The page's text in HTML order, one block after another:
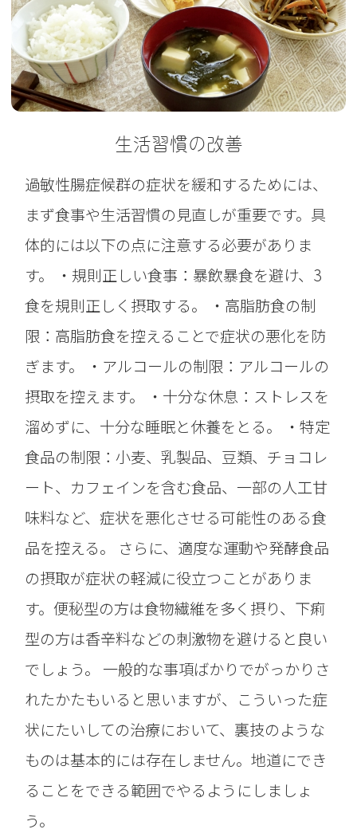
生活習慣の改善
過敏性腸症候群の症状を緩和するためには、
まず食事や生活習慣の見直しが重要です。具
体的には以下の点に注意する必要がありま
す。 ・規則正しい食事：暴飲暴食を避け、3
食を規則正しく摂取する。 ・高脂肪食の制
限：高脂肪食を控えることで症状の悪化を防
ぎます。 ・アルコールの制限：アルコールの
摂取を控えます。 ・十分な休息：ストレスを
溜めずに、十分な睡眠と休養をとる。 ・特定
食品の制限：小麦、乳製品、豆類、チョコレ
ート、カフェインを含む食品、一部の人工甘
味料など、症状を悪化させる可能性のある食
品を控える。 さらに、適度な運動や発酵食品
の摂取が症状の軽減に役立つことがありま
す。便秘型の方は食物繊維を多く摂り、下痢
型の方は香辛料などの刺激物を避けると良い
でしょう。 一般的な事項ばかりでがっかりさ
れたかたもいると思いますが、こういった症
状にたいしての治療において、裏技のような
ものは基本的には存在しません。地道にでき
ることをできる範囲でやるようにしましょ
う。